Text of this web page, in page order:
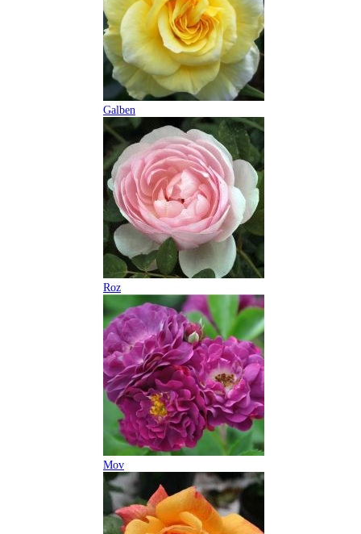
Galben
Roz
Mov